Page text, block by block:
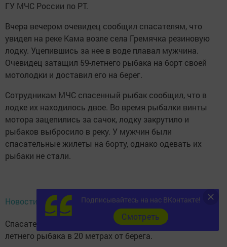
ГУ МЧС России по РТ.
Вчера вечером очевидец сообщил спасателям, что
увидел на реке Кама возле села Гремячка резиновую
лодку. Уцепившись за нее в воде плавал мужчина.
Очевидец затащил 59-летнего рыбака на борт своей
мотолодки и доставил его на берег.
Сотрудникам МЧС спасенный рыбак сообщил, что в
лодке их находилось двое. Во время рыбалки винты
мотора зацепились за сачок, лодку закрутило и
рыбаков выбросило в реку. У мужчин были
спасательные жилеты на борту, однако одевать их
рыбаки не стали.
Новости СМИ2
Спасатели ЗПСО №5 обнаружили тело второго 60-
летнего рыбака в 20 метрах от берега.
Подписывайтесь на нас ВКонтакте!
Cмотреть